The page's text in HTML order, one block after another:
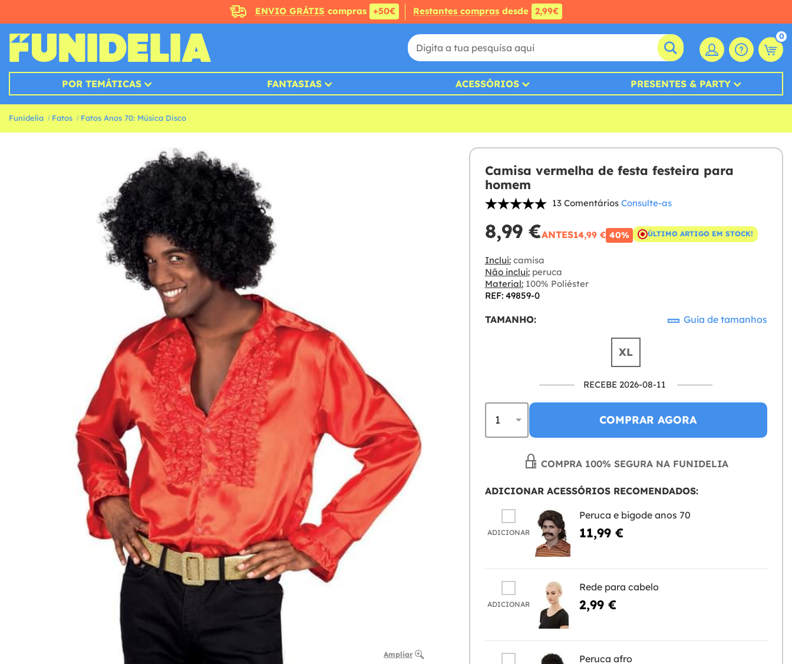
ENVIO GRÁTIS compras +50€ Restantes compras desde 2,99€
0
POR TEMÁTICAS FANTASIAS ACESSÓRIOS PRESENTES & PARTY
Funidelia Fatos Fatos Anos 70: Música Disco
Ampliar
Camisa vermelha de festa festeira para
homem
13 Comentários Consulte-as
8,99 €ANTES14,99 € 40% ÚLTIMO ARTIGO EM STOCK!
Inclui:camisa
Não inclui:peruca
Material:100% Poliéster
REF: 49859-0
TAMANHO: Guia de tamanhos
XL
RECEBE 2026-08-11
COMPRAR AGORA
COMPRA 100% SEGURA NA FUNIDELIA
ADICIONAR ACESSÓRIOS RECOMENDADOS:
ADICIONAR
Peruca e bigode anos 70
11,99 €
ADICIONAR
Rede para cabelo
2,99 €
Peruca afro